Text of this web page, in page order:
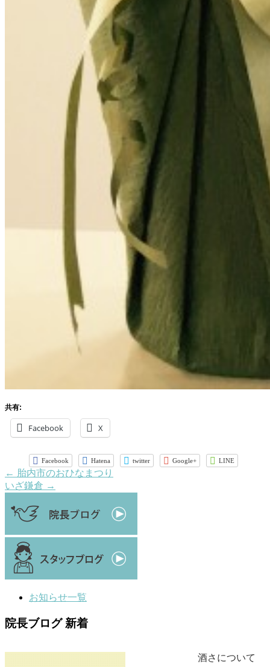
共有:
Facebook X
Facebook Hatena twitter Google+ LINE
← 胎内市のおひなまつり
いざ鎌倉 →
お知らせ一覧
院長ブログ 新着
酒さについて